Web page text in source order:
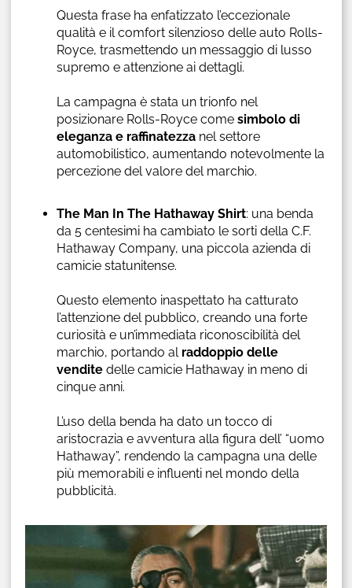
Questa frase ha enfatizzato l’eccezionale
qualità e il comfort silenzioso delle auto Rolls-
Royce, trasmettendo un messaggio di lusso
supremo e attenzione ai dettagli.
La campagna è stata un trionfo nel
posizionare Rolls-Royce come simbolo di
eleganza e raffinatezza nel settore
automobilistico, aumentando notevolmente la
percezione del valore del marchio.
The Man In The Hathaway Shirt: una benda
da 5 centesimi ha cambiato le sorti della C.F.
Hathaway Company, una piccola azienda di
camicie statunitense.
Questo elemento inaspettato ha catturato
l’attenzione del pubblico, creando una forte
curiosità e un’immediata riconoscibilità del
marchio, portando al raddoppio delle
venditedelle camicie Hathaway in meno di
cinque anni.
L’uso della benda ha dato un tocco di
aristocrazia e avventura alla figura dell’ “uomo
Hathaway”, rendendo la campagna una delle
più memorabili e influenti nel mondo della
pubblicità.